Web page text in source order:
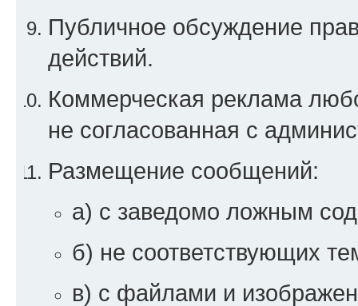
Публичное обсуждение
действий.
Коммерческая реклама
не согласованная с
Размещение сообщений:
а) с заведомо ложным
б) не соответствующих
в) с файлами и